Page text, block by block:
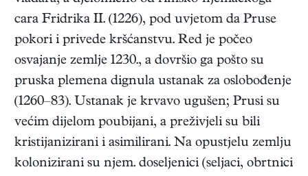
cara Fridrika II. (1226), pod uvjetom da Pruse
pokori i privede kršćanstvu. Red je počeo
osvajanje zemlje 1230., a dovršio ga pošto su
pruska plemena dignula ustanak za oslobođenje
(1260–83). Ustanak je krvavo ugušen; Prusi su
većim dijelom poubijani, a preživjeli su bili
kristijanizirani i asimilirani. Na opustjelu zemlju
kolonizirani su njem. doseljenici (seljaci, obrtnici